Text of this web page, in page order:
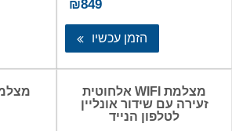
₪849
הזמן עכשיו
מצלמת WIFI אלחוטית
זעירה עם שידור אונליין
לטלפון הנייד